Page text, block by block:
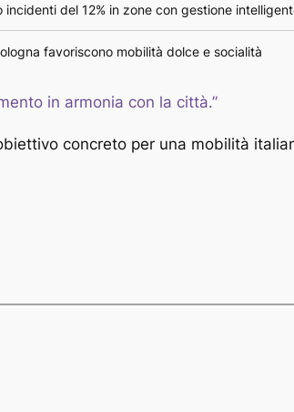
incidenti del 12% in zone con gestione
favoriscono mobilità dolce e socialità
in armonia con la città.”
concreto per una mobilità